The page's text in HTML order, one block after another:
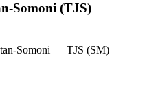
Somoni (TJS)
Somoni — TJS (SM)